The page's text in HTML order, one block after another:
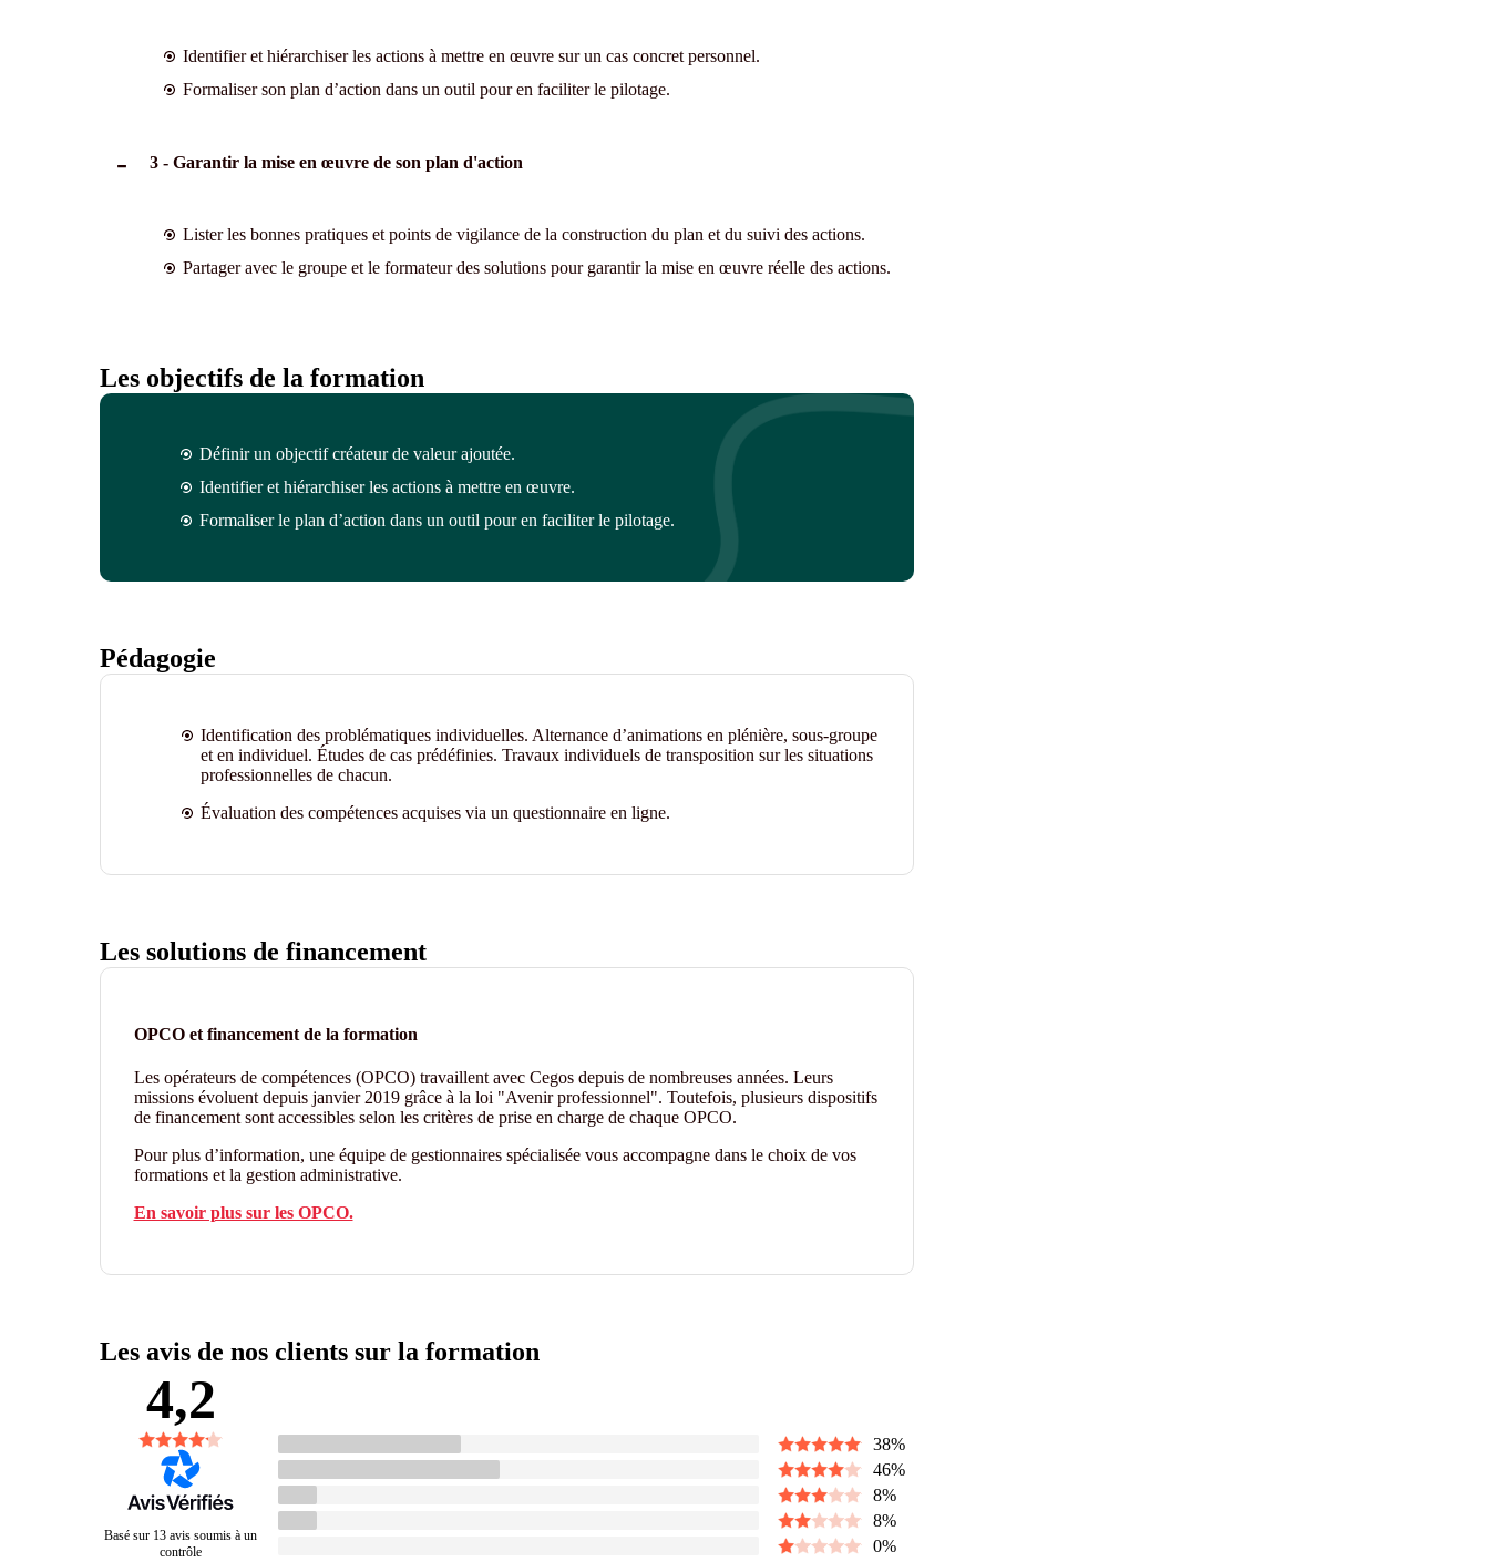
Identifier et hiérarchiser les actions à mettre en œuvre sur un cas concret personnel.
Formaliser son plan d’action dans un outil pour en faciliter le pilotage.
3 - Garantir la mise en œuvre de son plan d'action
Lister les bonnes pratiques et points de vigilance de la construction du plan et du suivi des actions.
Partager avec le groupe et le formateur des solutions pour garantir la mise en œuvre réelle des actions.
Les objectifs de la formation
Définir un objectif créateur de valeur ajoutée.
Identifier et hiérarchiser les actions à mettre en œuvre.
Formaliser le plan d’action dans un outil pour en faciliter le pilotage.
Pédagogie
Identification des problématiques individuelles. Alternance d’animations en plénière, sous-groupe
et en individuel. Études de cas prédéfinies. Travaux individuels de transposition sur les situations
professionnelles de chacun.
Évaluation des compétences acquises via un questionnaire en ligne.
Les solutions de financement
OPCO et financement de la formation
Les opérateurs de compétences (OPCO) travaillent avec Cegos depuis de nombreuses années. Leurs
missions évoluent depuis janvier 2019 grâce à la loi "Avenir professionnel". Toutefois, plusieurs dispositifs
de financement sont accessibles selon les critères de prise en charge de chaque OPCO.
Pour plus d’information, une équipe de gestionnaires spécialisée vous accompagne dans le choix de vos
formations et la gestion administrative.
En savoir plus sur les OPCO.
Les avis de nos clients sur la formation
4,2
Basé sur 13 avis soumis à un
contrôle
38%
46%
8%
8%
0%